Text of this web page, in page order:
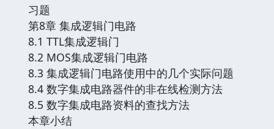
习题
第8章 集成逻辑门电路
8.1 TTL集成逻辑门
8.2 MOS集成逻辑门电路
8.3 集成逻辑门电路使用中的几个实际问题
8.4 数字集成电路器件的非在线检测方法
8.5 数字集成电路资料的查找方法
本章小结